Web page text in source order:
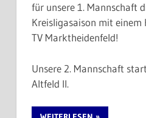
für unsere 1. Mannschaft
Kreisligasaison mit einem
TV Marktheidenfeld!
Unsere 2. Mannschaft
Altfeld II.